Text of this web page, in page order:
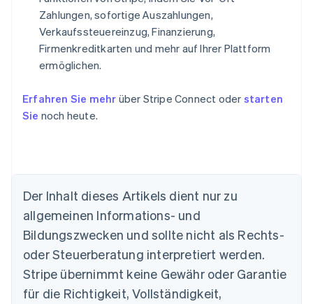
Zahlungen, sofortige Auszahlungen,
Verkaufssteuereinzug, Finanzierung,
Firmenkreditkarten und mehr auf Ihrer Plattform
ermöglichen.
Erfahren Sie mehr über Stripe Connect oder starten
Sie noch heute.
Der Inhalt dieses Artikels dient nur zu
allgemeinen Informations- und
Bildungszwecken und sollte nicht als Rechts-
oder Steuerberatung interpretiert werden.
Stripe übernimmt keine Gewähr oder Garantie
für die Richtigkeit, Vollständigkeit,
Australien
English
Belgien
Nederlands Français DeutschEnglish
Brasilien
PortuguêsEnglish